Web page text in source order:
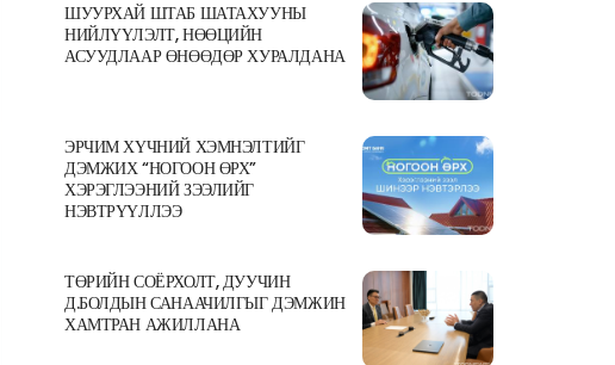
ШУУРХАЙ ШТАБ ШАТАХУУНЫ
НИЙЛҮҮЛЭЛТ, НӨӨЦИЙН
АСУУДЛААР ӨНӨӨДӨР ХУРАЛДАНА
ЭРЧИМ ХҮЧНИЙ ХЭМНЭЛТИЙГ
ДЭМЖИХ “НОГООН ӨРХ”
ХЭРЭГЛЭЭНИЙ ЗЭЭЛИЙГ
НЭВТРҮҮЛЛЭЭ
ТӨРИЙН СОЁРХОЛТ, ДУУЧИН
Д.БОЛДЫН САНААЧИЛГЫГ ДЭМЖИН
ХАМТРАН АЖИЛЛАНА